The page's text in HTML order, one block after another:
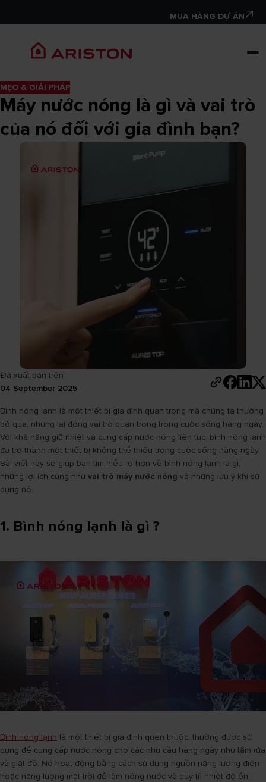
MUA HÀNG DỰ ÁN
MẸO & GIẢI PHÁP
Máy nước nóng là gì và vai trò
của nó đối với gia đình bạn?
Đã xuất bản trên
04 September 2025
Bình nóng lạnh là một thiết bị gia đình quan trọng mà chúng ta thường
bỏ qua, nhưng lại đóng vai trò quan trọng trong cuộc sống hàng ngày.
Với khả năng giữ nhiệt và cung cấp nước nóng liên tục, bình nóng lạnh
đã trở thành một thiết bị không thể thiếu trong cuộc sống hàng ngày.
Bài viết này sẽ giúp bạn tìm hiểu rõ hơn về bình nóng lạnh là gì,
những lợi ích cũng như vai trò máy nước nóng và những lưu ý khi sử
dụng nó.
1. Bình nóng lạnh là gì ?
Bình nóng lạnh là một thiết bị gia đình quen thuộc, thường được sử
dụng để cung cấp nước nóng cho các nhu cầu hàng ngày như tắm rửa
và giặt đồ. Nó hoạt động bằng cách sử dụng nguồn năng lượng điện
hoặc năng lượng mặt trời để làm nóng nước và duy trì nhiệt độ ổn